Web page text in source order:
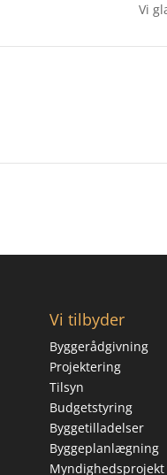
Vi
Vi tilbyder
Byggerådgivning
Projektering
Tilsyn
Budgetstyring
Byggetilladelser
Byggeplanlægning
Myndighedsprojekt